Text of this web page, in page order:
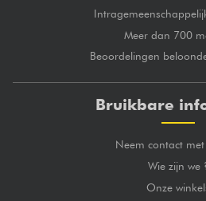
Meer dan 700
Beoordelingen
Bruikbare
Neem contact
Wie zijn we
Onze